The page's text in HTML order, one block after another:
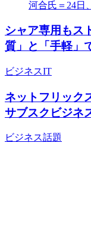
シャア専用も
質」と「手軽」
ビジネスIT
ネットフリック
サブスクビジネ
ビジネス話題